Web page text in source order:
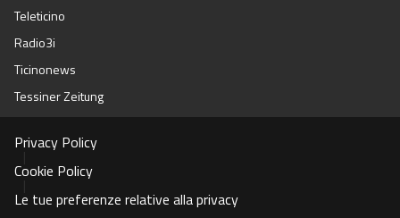
Teleticino
Radio3i
Ticinonews
Tessiner Zeitung
Privacy Policy
Cookie Policy
Le tue preferenze relative alla privacy